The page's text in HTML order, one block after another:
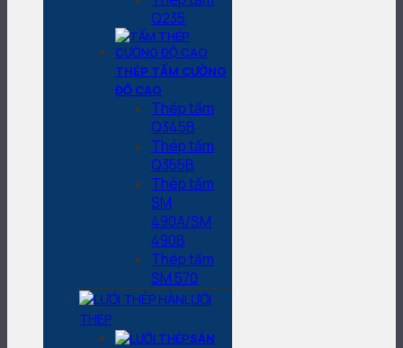
Q235
THÉP TẤM CƯỜNG
ĐỘ CAO
Thép tấm
Q345B
Thép tấm
Q355B
Thép tấm
SM
490A/SM
490B
Thép tấm
SM 570
LƯỚI
THÉP
SẢN